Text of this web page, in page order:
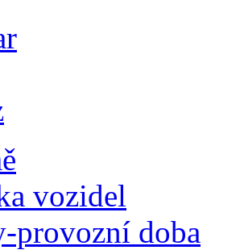
vozidel
provozní doba